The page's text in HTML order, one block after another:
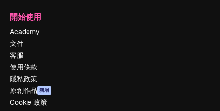
開始使用
Academy
文件
客服
使用條款
隱私政策
原創作品 新增
Cookie 政策